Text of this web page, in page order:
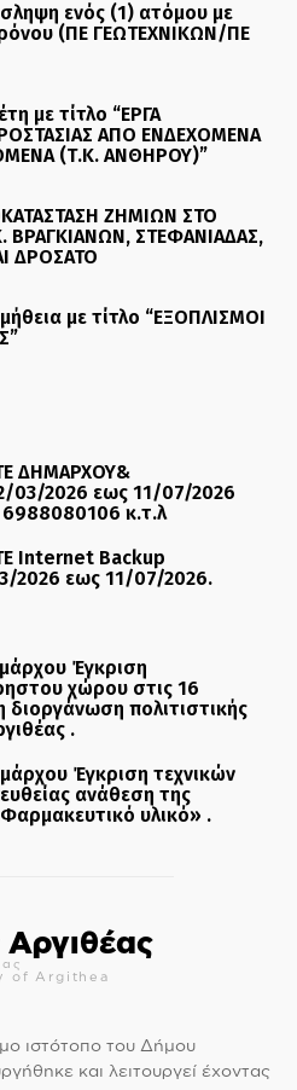
ενός (1) ατόμου με
(ΠΕ ΓΕΩΤΕΧΝΙΚΩΝ/ΠΕ
με τίτλο “ΕΡΓΑ
ΑΠΟ ΕΝΔΕΧΟΜΕΝΑ
(Τ.Κ. ΑΝΘΗΡΟΥ)”
ΖΗΜΙΩΝ ΣΤΟ
ΒΡΑΓΚΙΑΝΩΝ, ΣΤΕΦΑΝΙΑΔΑΣ,
ΔΡΟΣΑΤΟ
με τίτλο “ΕΞΟΠΛΙΣΜΟΙ
ΔΗΜΑΡΧΟΥ&
03/2026 εως 11/07/2026
κ.τ.λ
Internet Backup
2026 εως 11/07/2026.
Έγκριση
χώρου στις 16
διοργάνωση πολιτιστικής
.
Έγκριση τεχνικών
ανάθεση της
υλικό» .
of Argithea
ιστότοπο του Δήμου
και λειτουργεί έχοντας